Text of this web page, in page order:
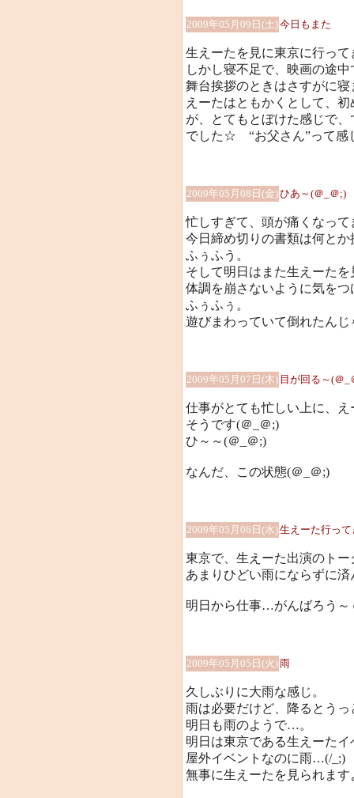
2009年05月09日(土)今日もまた
生えーたを見に東京に行っ
しかし寝不足で、映画の途
舞台挨拶のときはさすがに
えーたはともかくとして、
が、とてもとぼけた感じで
でした☆ “お父さん”って感
2009年05月08日(金)ひあ～(＠_＠;)
忙しすぎて、頭が痛くなっ
今日締め切りの書類は何とか
ふぅふう。
そして明日はまた生えーた
体調を崩さないように気をつ
ふぅふぅ。
遊びまわっていて倒れたん
2009年05月07日(木) 目が回る～(＠_
仕事がとても忙しい上に、
そうです(＠_＠;)
ひ～～(＠_＠;)
なんだ、この状態(＠_＠;)
2009年05月06日(水)生えーた行っ
東京で、生えーた出演のト
あまりひどい雨にならずに
明日から仕事…がんばろう～
2009年05月05日(火)雨
久しぶりに大雨な感じ。
雨は必要だけど、降るとう
明日も雨のようで…。
明日は東京である生えーた
屋外イベントなのに雨…(/_;)
無事に生えーたを見られま